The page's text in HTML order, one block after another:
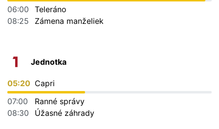
06:00
Teleráno
08:25
Zámena manželiek
Jednotka
05:20 Capri
07:00
Ranné správy
08:30
Úžasné záhrady